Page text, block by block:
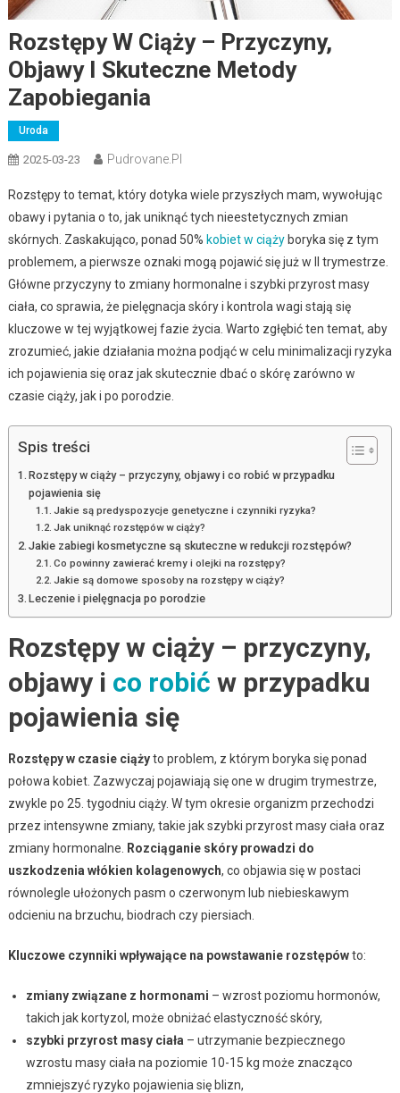
Rozstępy W Ciąży – Przyczyny,
Objawy I Skuteczne Metody
Zapobiegania
Uroda
2025-03-23 Pudrovane.pl
Rozstępy to temat, który dotyka wiele przyszłych mam, wywołując
obawy i pytania o to, jak uniknąć tych nieestetycznych zmian
skórnych. Zaskakująco, ponad 50% kobiet w ciążyboryka się z tym
problemem, a pierwsze oznaki mogą pojawić się już w II trymestrze.
Główne przyczyny to zmiany hormonalne i szybki przyrost masy
ciała, co sprawia, że pielęgnacja skóry i kontrola wagi stają się
kluczowe w tej wyjątkowej fazie życia. Warto zgłębić ten temat, aby
zrozumieć, jakie działania można podjąć w celu minimalizacji ryzyka
ich pojawienia się oraz jak skutecznie dbać o skórę zarówno w
czasie ciąży, jak i po porodzie.
Spis treści
Rozstępy w ciąży – przyczyny, objawy i co robić w przypadku
pojawienia się
Jakie są predyspozycje genetyczne i czynniki ryzyka?
Jak uniknąć rozstępów w ciąży?
Jakie zabiegi kosmetyczne są skuteczne w redukcji rozstępów?
Co powinny zawierać kremy i olejki na rozstępy?
Jakie są domowe sposoby na rozstępy w ciąży?
Leczenie i pielęgnacja po porodzie
Rozstępy w ciąży – przyczyny,
objawy i co robić w przypadku
pojawienia się
Rozstępy w czasie ciążyto problem, z którym boryka się ponad
połowa kobiet. Zazwyczaj pojawiają się one w drugim trymestrze,
zwykle po 25. tygodniu ciąży. W tym okresie organizm przechodzi
przez intensywne zmiany, takie jak szybki przyrost masy ciała oraz
zmiany hormonalne.
Rozciąganie skóry prowadzi do
uszkodzenia włókien kolagenowych, co objawia się w postaci
równolegle ułożonych pasm o czerwonym lub niebieskawym
odcieniu na brzuchu, biodrach czy piersiach.
Kluczowe czynniki wpływające na powstawanie rozstępówto:
zmiany związane z hormonami – wzrost poziomu hormonów,
takich jak kortyzol, może obniżać elastyczność skóry,
szybki przyrost masy ciała – utrzymanie bezpiecznego
wzrostu masy ciała na poziomie 10-15 kg może znacząco
zmniejszyć ryzyko pojawienia się blizn,